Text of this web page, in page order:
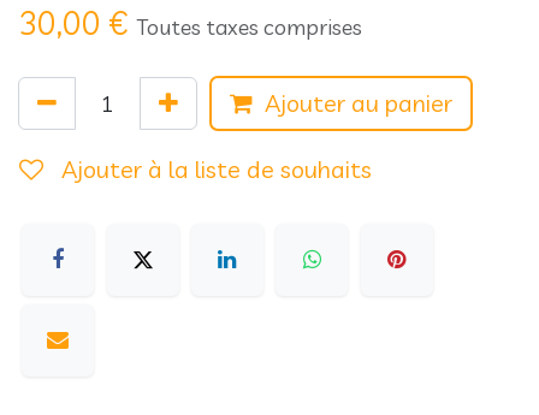
30,00 € Toutes taxes comprises
Ajouter au panier
Ajouter à la liste de souhaits